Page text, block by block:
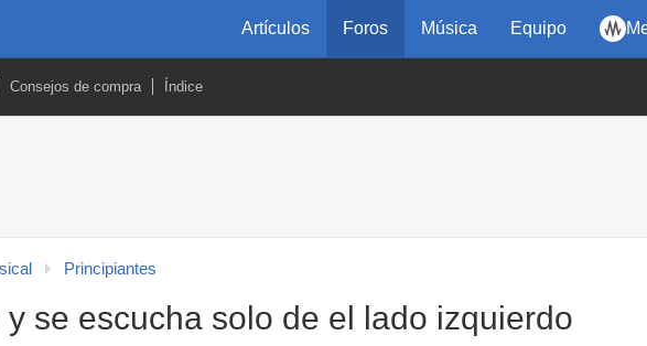
Artículos Foros Música Equipo
Consejos de compra Índice
Principiantes
se escucha solo de el lado izquierdo